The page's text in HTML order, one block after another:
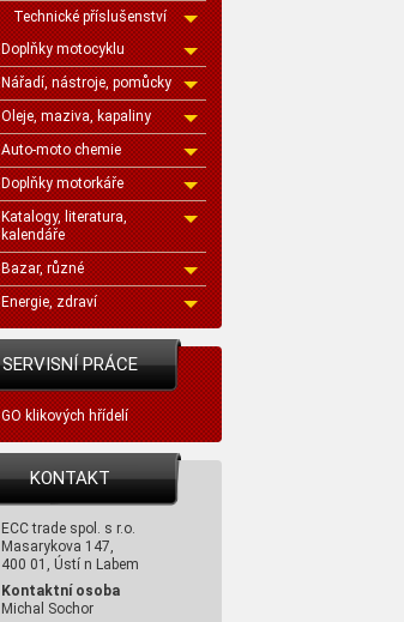
Technické příslušenství
Doplňky motocyklu
Nářadí, nástroje, pomůcky
Oleje, maziva, kapaliny
Auto-moto chemie
Doplňky motorkáře
Katalogy, literatura,
kalendáře
Bazar, různé
Energie, zdraví
SERVISNÍ PRÁCE
GO klikových hřídelí
KONTAKT
ECC trade spol. s r.o.
Masarykova 147,
400 01, Ústí n Labem
Kontaktní osoba
Michal Sochor